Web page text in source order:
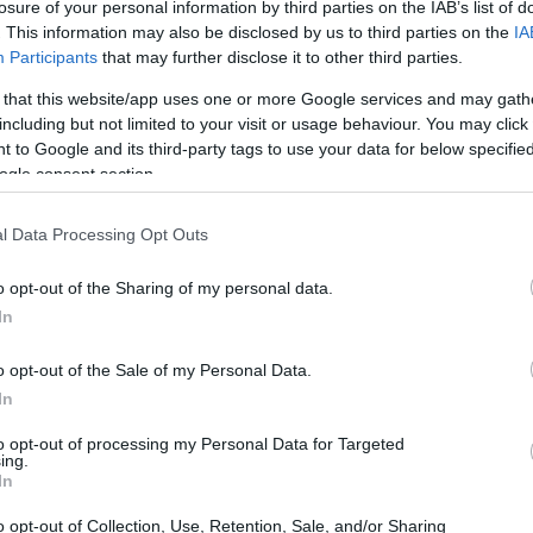
of your personal information by third parties on the IAB’s list of
This information may also be disclosed by us to third parties on the
Participants that may further disclose it to other third parties.
that this website/app uses one or more Google services and may
but not limited to your visit or usage behaviour. You may
to Google and its third-party tags to use your data for below
consent section.
Data Processing Opt Outs
opt-out of the Sharing of my personal data.
opt-out of the Sale of my Personal Data.
opt-out of processing my Personal Data for Targeted
opt-out of Collection, Use, Retention, Sale, and/or Sharing
Sevilla, ha enfatizzato l’evoluzione del
progetto che guida. Durante una visita
la partecipazione di Javier Tebas, il
2024, presentando il piano strategico
del club. Il nostro è un club con
una crescita sportiva straordinaria
il Sevilla FC senza la città di Siviglia e
dei progetti futuri: “Il nuovo stadio
del nostro piano strategico futuro.
seguendo il nostro spirito ribelle,
e onorando la nostra storia. Siamo un club
ha sottolineato.
i 22 milioni di followers, un seguito